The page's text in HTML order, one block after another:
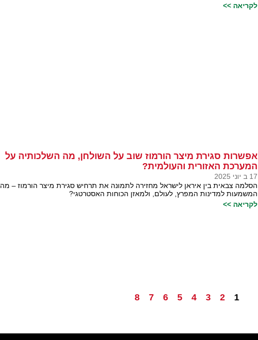
לקריאה >>
אפשרות סגירת מיצר הורמוז שוב על השולחן, מה השלכותיה על
המערכת האזורית והעולמית?
17 ב יוני 2025
הסלמה צבאית בין איראן לישראל מחזירה לתמונה את תרחיש סגירת מיצר הורמוז – מה
המשמעות למדינות המפרץ, לעולם, ולמאזן הכוחות האסטרטגי?
לקריאה >>
1
2
3
4
5
6
7
8